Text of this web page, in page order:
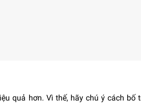
quả hơn. Vì thế, hãy chú ý cách bố